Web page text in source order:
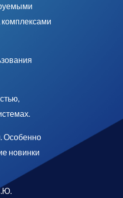
Особенно
новинки